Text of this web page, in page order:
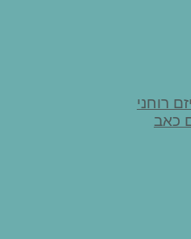
רוחני
כאב